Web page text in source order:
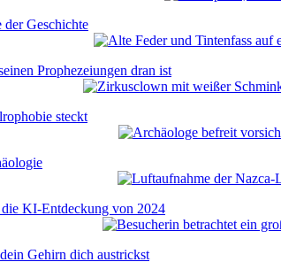
der Geschichte
Prophezeiungen dran ist
steckt
KI-Entdeckung von 2024
Gehirn dich austrickst